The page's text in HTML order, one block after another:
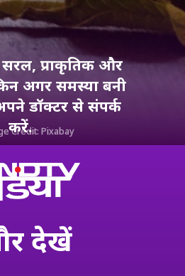
प्राकृतिक और
अगर समस्या बनी
डॉक्टर से संपर्क
करें.
Credit: Pixabay
देखें